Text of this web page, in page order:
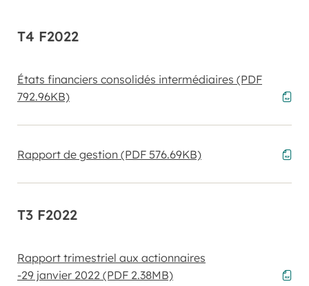
T4 F2022
États financiers consolidés intermédiaires (PDF
792.96KB)
Rapport de gestion (PDF 576.69KB)
T3 F2022
Rapport trimestriel aux actionnaires
-29 janvier 2022 (PDF 2.38MB)